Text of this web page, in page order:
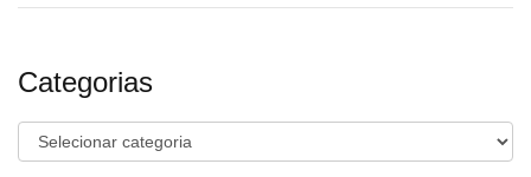
Categorias
Categorias